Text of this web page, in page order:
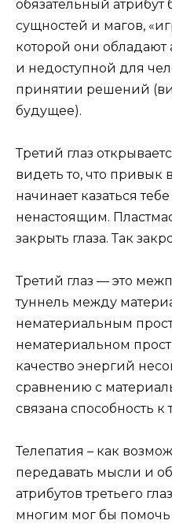
обязательный атрибут
сущностей и магов,
которой они
и недоступной для
принятии решений
будущее).
Третий глаз
видеть то, что привык
начинает казаться
ненастоящим.
закрыть глаза. Так
Третий глаз — это
туннель между
нематериальным
нематериальном
качество энергий
сравнению с
связана способность к
Телепатия – как
передавать мысли и
атрибутов третьего
многим мог бы